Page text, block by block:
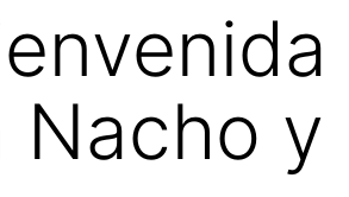
Nacho y